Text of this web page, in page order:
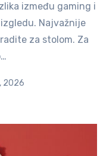
Najvažnije
za stolom. Za
2026